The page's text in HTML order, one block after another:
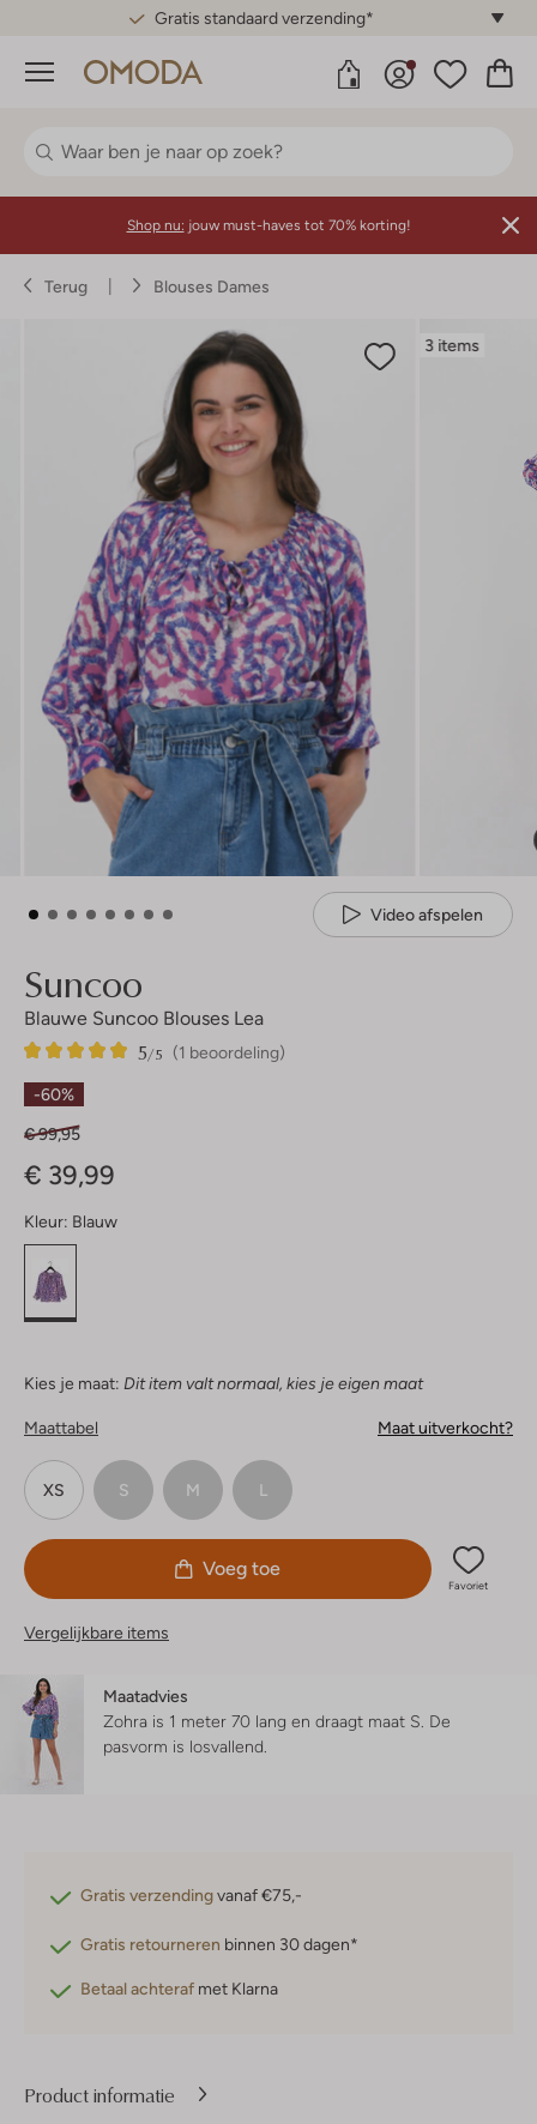
Gratis standaard verzending*
Menu
Shop nu: jouw must-haves tot 70% korting!
Terug Blouses Dames
3 items
Video afspelen
Suncoo
Blauwe Suncoo Blouses Lea
(1 beoordeling)
5/5
1
5
Sterren
-60%
€ 99,95
€ 39,99
Kleur: Blauw
Kies je maat: Dit item valt normaal, kies je eigen maat
Maattabel Maat uitverkocht?
XS S M L
Voeg toe
Favoriet
Vergelijkbare items
Maatadvies
Zohra is 1 meter 70 lang en draagt maat S. De
pasvorm is losvallend
Gratis verzendingvanaf €75,-
Gratis retourneren binnen 30 dagen*
Betaal achteraf met Klarna
Product informatie